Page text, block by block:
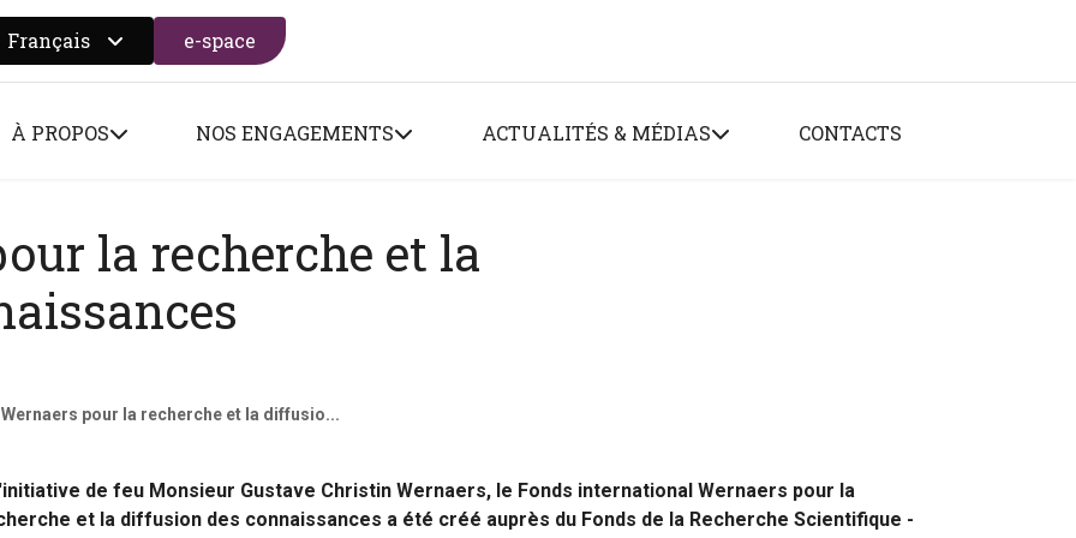
form
Français e-space
À PROPOS NOS ENGAGEMENTS ACTUALITÉS & MÉDIAS CONTACTS
la recherche et la
Wernaers pour la recherche et la diffusio...
de feu Monsieur Gustave Christin Wernaers, le Fonds international Wernaers pour la
et la diffusion des connaissances a été créé auprès du Fonds de la Recherche Scientifique -